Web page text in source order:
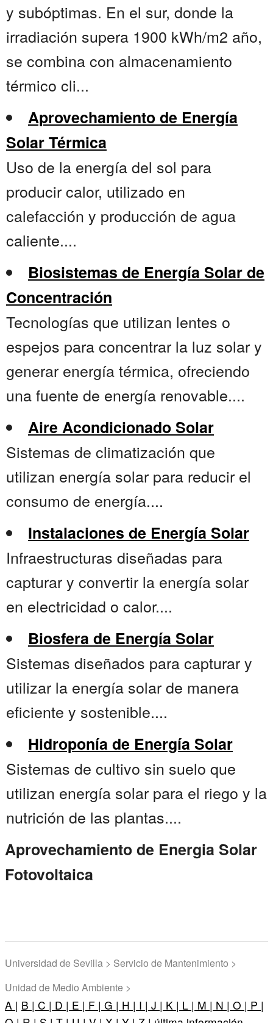
y subóptimas. En el sur, donde la
irradiación supera 1900 kWh/m2 año,
se combina con almacenamiento
térmico cli...
Aprovechamiento de Energía
Solar Térmica
Uso de la energía del sol para
producir calor, utilizado en
calefacción y producción de agua
caliente....
Biosistemas de Energía Solar de
Concentración
Tecnologías que utilizan lentes o
espejos para concentrar la luz solar y
generar energía térmica, ofreciendo
una fuente de energía renovable....
Aire Acondicionado Solar
Sistemas de climatización que
utilizan energía solar para reducir el
consumo de energía....
Instalaciones de Energía Solar
Infraestructuras diseñadas para
capturar y convertir la energía solar
en electricidad o calor....
Biosfera de Energía Solar
Sistemas diseñados para capturar y
utilizar la energía solar de manera
eficiente y sostenible....
Hidroponía de Energía Solar
Sistemas de cultivo sin suelo que
utilizan energía solar para el riego y la
nutrición de las plantas....
Aprovechamiento de Energia Solar
Fotovoltaica
Universidad de Sevilla > Servicio de Mantenimiento >
Unidad de Medio Ambiente >
A | B | C | D | E | F | G | H | I | J | K | L | M | N | O | P |